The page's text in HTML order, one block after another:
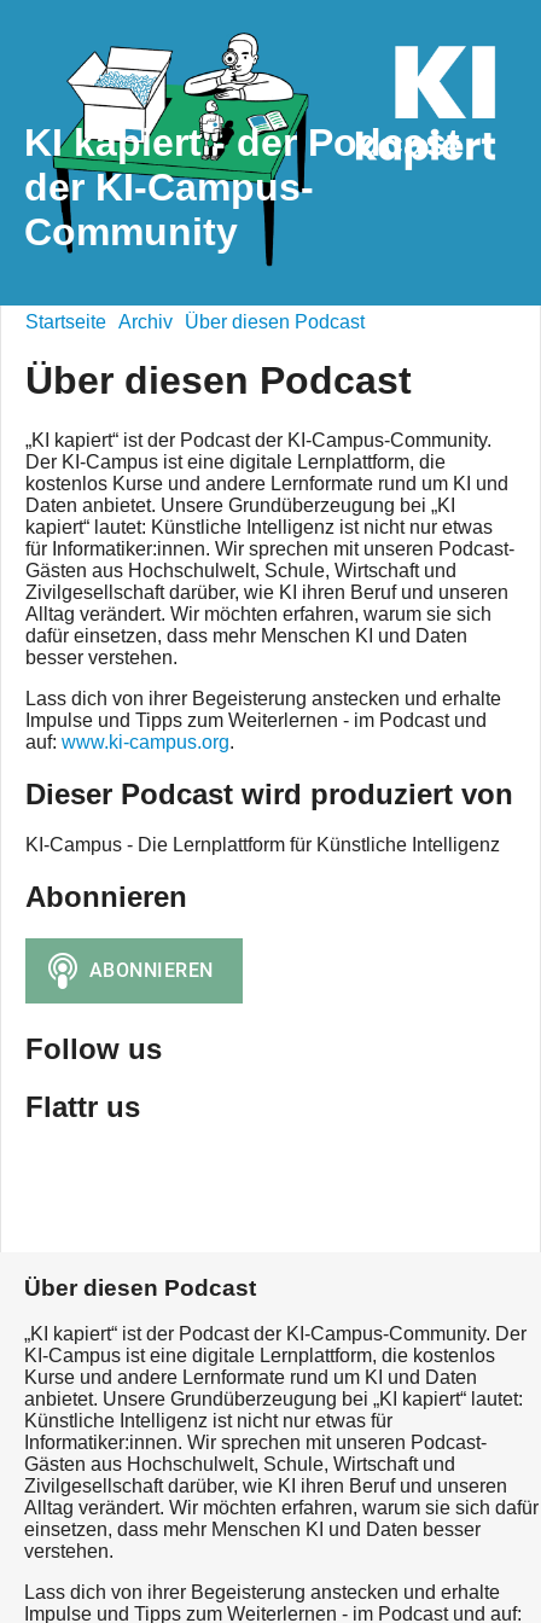
KI kapiert - der Podcast
der KI-Campus-
Community
Startseite Archiv Über diesen Podcast
Über diesen Podcast
„KI kapiert“ ist der Podcast der KI-Campus-Community.
Der KI-Campus ist eine digitale Lernplattform, die
kostenlos Kurse und andere Lernformate rund um KI und
Daten anbietet. Unsere Grundüberzeugung bei „KI
kapiert“ lautet: Künstliche Intelligenz ist nicht nur etwas
für Informatiker:innen. Wir sprechen mit unseren Podcast-
Gästen aus Hochschulwelt, Schule, Wirtschaft und
Zivilgesellschaft darüber, wie KI ihren Beruf und unseren
Alltag verändert. Wir möchten erfahren, warum sie sich
dafür einsetzen, dass mehr Menschen KI und Daten
besser verstehen.
Lass dich von ihrer Begeisterung anstecken und erhalte
Impulse und Tipps zum Weiterlernen - im Podcast und
auf: www.ki-campus.org.
Dieser Podcast wird produziert von
KI-Campus - Die Lernplattform für Künstliche Intelligenz
Abonnieren
Follow us
Flattr us
Über diesen Podcast
„KI kapiert“ ist der Podcast der KI-Campus-Community. Der
KI-Campus ist eine digitale Lernplattform, die kostenlos
Kurse und andere Lernformate rund um KI und Daten
anbietet. Unsere Grundüberzeugung bei „KI kapiert“ lautet:
Künstliche Intelligenz ist nicht nur etwas für
Informatiker:innen. Wir sprechen mit unseren Podcast-
Gästen aus Hochschulwelt, Schule, Wirtschaft und
Zivilgesellschaft darüber, wie KI ihren Beruf und unseren
Alltag verändert. Wir möchten erfahren, warum sie sich dafür
einsetzen, dass mehr Menschen KI und Daten besser
verstehen.
Lass dich von ihrer Begeisterung anstecken und erhalte
Impulse und Tipps zum Weiterlernen - im Podcast und auf: